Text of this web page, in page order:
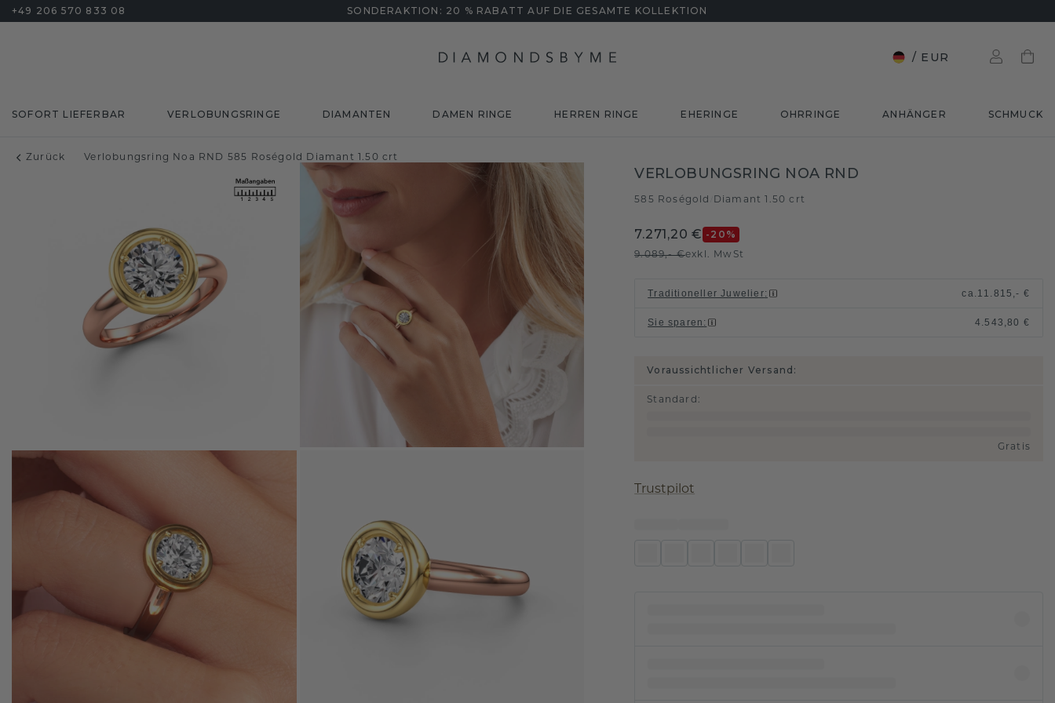
+49 206 570 833 08 SONDERAKTION: 20 % RABATT AUF DIE GESAMTE KOLLEKTION
/ EUR
SOFORT LIEFERBAR VERLOBUNGSRINGE DIAMANTEN DAMEN RINGE HERREN RINGE EHERINGE OHRRINGE ANHÄNGER SCHMUCK
Zurück Verlobungsring Noa RND 585 Roségold Diamant 1.50 crt
VERLOBUNGSRING NOA RND
585 Roségold Diamant 1.50 crt
7.271,20 € -20 %
9.089,- €exkl. MwSt
Traditioneller Juwelier: ca. 11.815,- €
Sie sparen : 4.543,80 €
Voraussichtlicher Versand:
Standard :
Gratis
Trustpilot